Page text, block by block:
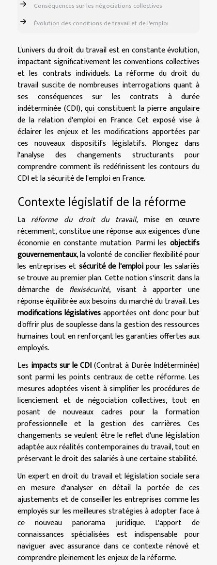
Conséquences sur les négociations collectives
Évolution des conditions de travail et de l'emploi
L'univers du droit du travail est en constante évolution,
impactant significativement les conventions collectives
et les contrats individuels. La réforme du droit du
travail suscite de nombreuses interrogations quant à
ses conséquences sur les contrats à durée
indéterminée (CDI), qui constituent la pierre angulaire
de la relation d'emploi en France. Cet exposé vise à
éclairer les enjeux et les modifications apportées par
ces nouveaux dispositifs législatifs. Plongez dans
l'analyse des changements structurants pour
comprendre comment ils redéfinissent les contours du
CDI et la sécurité de l'emploi en France.
Contexte législatif de la réforme
La réforme du droit du travail, mise en œuvre
récemment, constitue une réponse aux exigences d'une
économie en constante mutation. Parmi les objectifs
gouvernementaux, la volonté de concilier flexibilité pour
les entreprises et sécurité de l'emploipour les salariés
se trouve au premier plan. Cette notion s'inscrit dans la
démarche de flexisécurité, visant à apporter une
réponse équilibrée aux besoins du marché du travail. Les
modifications législativesapportées ont donc pour but
d'offrir plus de souplesse dans la gestion des ressources
humaines tout en renforçant les garanties offertes aux
employés.
Les impacts sur le CDI(Contrat à Durée Indéterminée)
sont parmi les points centraux de cette réforme. Les
mesures adoptées visent à simplifier les procédures de
licenciement et de négociation collectives, tout en
posant de nouveaux cadres pour la formation
professionnelle et la gestion des carrières. Ces
changements se veulent être le reflet d'une législation
adaptée aux réalités contemporaines du travail, tout en
préservant le droit des salariés à une certaine stabilité.
Un expert en droit du travail et législation sociale sera
en mesure d'analyser en détail la portée de ces
ajustements et de conseiller les entreprises comme les
employés sur les meilleures stratégies à adopter face à
ce nouveau panorama juridique. L'apport de
connaissances spécialisées est indispensable pour
naviguer avec assurance dans ce contexte rénové et
comprendre pleinement les enjeux de la réforme.